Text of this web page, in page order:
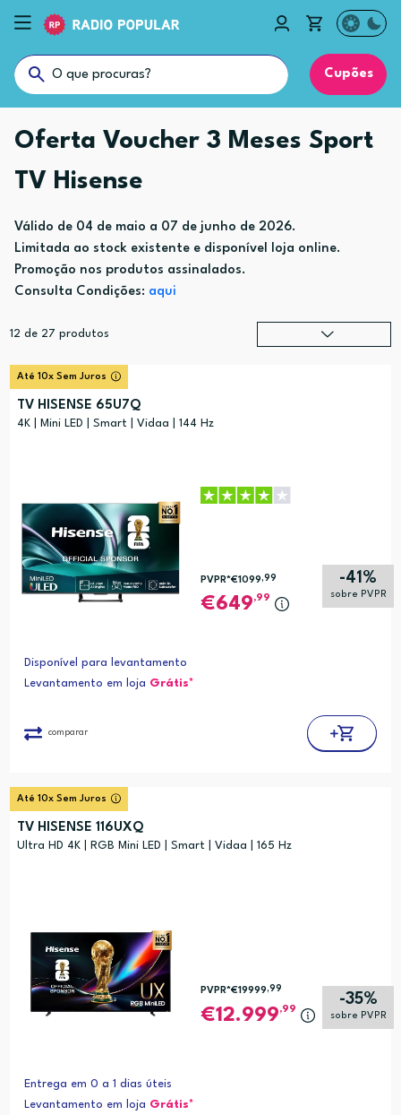
Cupões
Oferta Voucher 3 Meses Sport
TV Hisense
Válido de 04 de maio a 07 de junho de 2026.
Limitada ao stock existente e disponível loja online.
Promoção nos produtos assinalados.
Consulta Condições: aqui
12 de 27 produtos
Até 10x Sem Juros
TV HISENSE 65U7Q
4K | Mini LED | Smart | Vidaa | 144 Hz
-41%
sobre PVPR
PVPR*€1099 ,99
649,99
Disponível para levantamento
Levantamento em loja Grátis*
comparar
Até 10x Sem Juros
TV HISENSE 116UXQ
Ultra HD 4K | RGB Mini LED | Smart | Vidaa | 165 Hz
-35%
sobre PVPR
PVPR*€19999,99
12.999,99
Entrega em 0 a 1 dias úteis
Levantamento em loja Grátis*